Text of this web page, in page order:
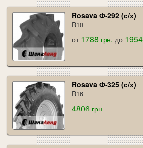
Rosava Ф-292 (с/х)
R10
от 1788 грн. до 1954
Rosava Ф-325 (с/х)
R16
4806 грн.